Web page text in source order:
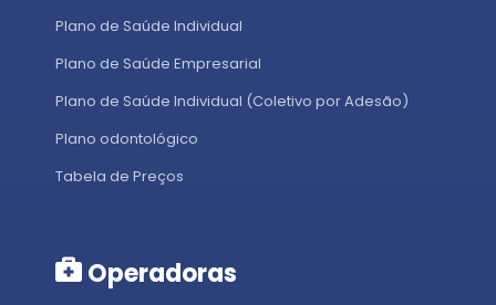
Plano de Saúde Individual
Plano de Saúde Empresarial
Plano de Saúde Individual (Coletivo por Adesão)
Plano odontológico
Tabela de Preços
Operadoras